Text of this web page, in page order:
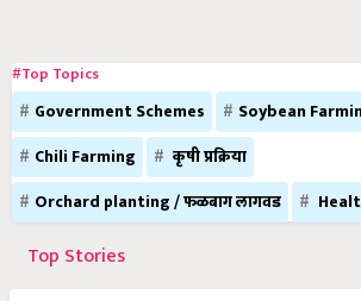
#Top Topics
Government Schemes Soybean
Chili Farming
कृषी प्रक्रिया
Orchard planting / फळबाग लागवड
Top Stories